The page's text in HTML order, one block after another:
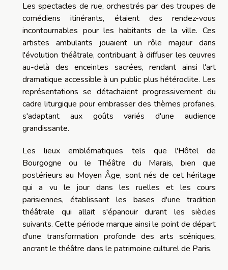
Les spectacles de rue, orchestrés par des troupes de
comédiens itinérants, étaient des rendez-vous
incontournables pour les habitants de la ville. Ces
artistes ambulants jouaient un rôle majeur dans
l'évolution théâtrale, contribuant à diffuser les œuvres
au-delà des enceintes sacrées, rendant ainsi l'art
dramatique accessible à un public plus hétéroclite. Les
représentations se détachaient progressivement du
cadre liturgique pour embrasser des thèmes profanes,
s'adaptant aux goûts variés d'une audience
grandissante.
Les lieux emblématiques tels que l'Hôtel de
Bourgogne ou le Théâtre du Marais, bien que
postérieurs au Moyen Âge, sont nés de cet héritage
qui a vu le jour dans les ruelles et les cours
parisiennes, établissant les bases d'une tradition
théâtrale qui allait s'épanouir durant les siècles
suivants. Cette période marque ainsi le point de départ
d'une transformation profonde des arts scéniques,
ancrant le théâtre dans le patrimoine culturel de Paris.